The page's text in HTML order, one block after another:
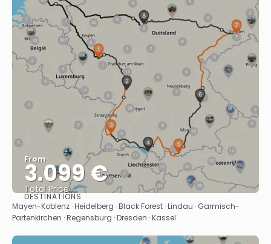
From
3.099 €
Total Price
See
DESTINATIONS
Mayen-Koblenz · Heidelberg · Black Forest · Lindau · Garmisch-
Partenkirchen · Regensburg · Dresden · Kassel